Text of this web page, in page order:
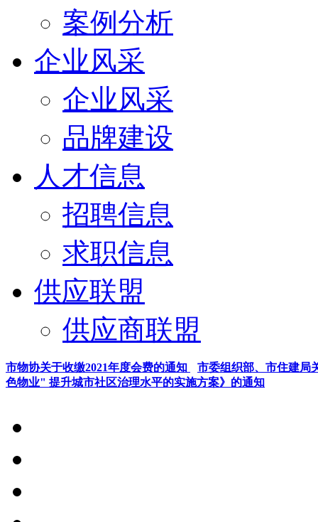
案例分析
企业风采
企业风采
品牌建设
人才信息
招聘信息
求职信息
供应联盟
供应商联盟
市物协关于收缴2021年度会费的通知
市委组织部、市住建局
色物业" 提升城市社区治理水平的实施方案》的通知